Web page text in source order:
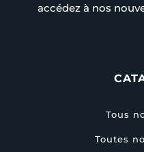
accédez à nos
Tous
Toutes